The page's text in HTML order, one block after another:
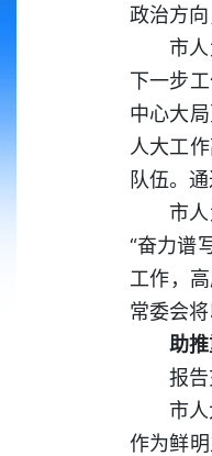
政治方
市
下一步
中心大
人大工
队伍。
市
“奋力谱
工作，
常委会
助
报
市
作为鲜